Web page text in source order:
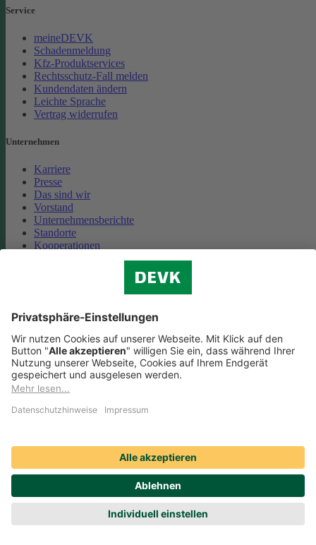
Service
meineDEVK
Schadenmeldung
Kfz-Produktservices
Rechtsschutz-Fall melden
Kundendaten ändern
Leichte Sprache
Vertrag widerrufen
Unternehmen
Karriere
Presse
Das sind wir
Vorstand
Unternehmensberichte
Standorte
Kooperationen
Partnerschaft Deutsche Bahn
Cookie-Einstellungen
Datenschutz
Streitbeilegung
Compliance
Social Media Icons sowie Verlinkungen, die mit
sind, führen auf externe Seiten. Die DEVK ist für die dortigen
Nutzungsbedingungen und Datenschutzbestimmungen nicht
verantwortlich. Mehr dazu erfahren Sie unterDatenschutz.